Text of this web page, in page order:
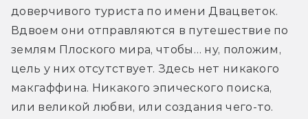
доверчивого туриста по имени Двацветок.
Вдвоем они отправляются в путешествие по
землям Плоского мира, чтобы… ну, положим,
цель у них отсутствует. Здесь нет никакого
макгаффина. Никакого эпического поиска,
или великой любви, или создания чего-то.